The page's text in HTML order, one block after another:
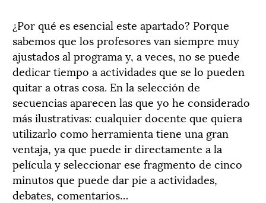
¿Por qué es esencial este apartado? Porque
sabemos que los profesores van siempre muy
ajustados al programa y, a veces, no se puede
dedicar tiempo a actividades que se lo pueden
quitar a otras cosa. En la selección de
secuencias aparecen las que yo he considerado
más ilustrativas: cualquier docente que quiera
utilizarlo como herramienta tiene una gran
ventaja, ya que puede ir directamente a la
película y seleccionar ese fragmento de cinco
minutos que puede dar pie a actividades,
debates, comentarios…